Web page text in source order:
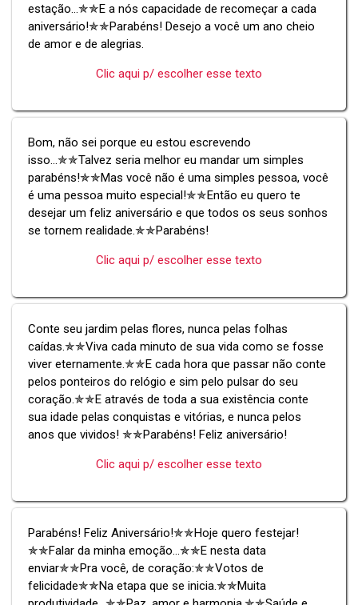
estação...✯✯E a nós capacidade de recomeçar a cada
aniversário!✯✯Parabéns! Desejo a você um ano cheio
de amor e de alegrias.
Clic aqui p/ escolher esse texto
Bom, não sei porque eu estou escrevendo
isso...✯✯Talvez seria melhor eu mandar um simples
parabéns!✯✯Mas você não é uma simples pessoa, você
é uma pessoa muito especial!✯✯Então eu quero te
desejar um feliz aniversário e que todos os seus sonhos
se tornem realidade.✯✯Parabéns!
Clic aqui p/ escolher esse texto
Conte seu jardim pelas flores, nunca pelas folhas
caídas.✯✯Viva cada minuto de sua vida como se fosse
viver eternamente.✯✯E cada hora que passar não conte
pelos ponteiros do relógio e sim pelo pulsar do seu
coração.✯✯E através de toda a sua existência conte
sua idade pelas conquistas e vitórias, e nunca pelos
anos que vividos! ✯✯Parabéns! Feliz aniversário!
Clic aqui p/ escolher esse texto
Parabéns! Feliz Aniversário!✯✯Hoje quero festejar!
✯✯Falar da minha emoção...✯✯E nesta data
enviar✯✯Pra você, de coração:✯✯Votos de
felicidade✯✯Na etapa que se inicia.✯✯Muita